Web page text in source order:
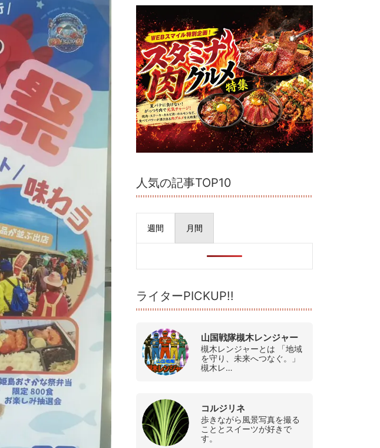
人気の記事TOP10
週間 月間
ライターPICKUP!!
山国戦隊槻木レンジャー
槻木レンジャーとは 「地域
を守り、未来へつなぐ。」
槻木レ…
コルジリネ
歩きながら風景写真を撮る
こととスイーツが好きで
す。